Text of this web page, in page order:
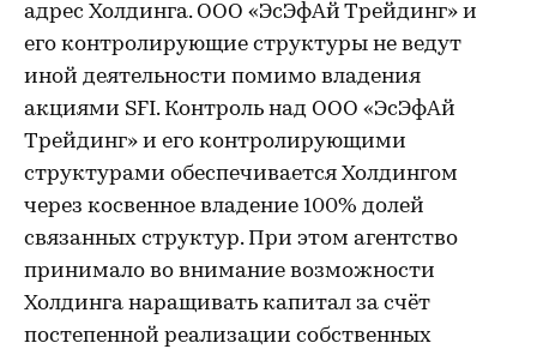
адрес Холдинга. ООО «ЭсЭфАй Трейдинг» и
его контролирующие структуры не ведут
иной деятельности помимо владения
акциями SFI. Контроль над ООО «ЭсЭфАй
Трейдинг» и его контролирующими
структурами обеспечивается Холдингом
через косвенное владение 100% долей
связанных структур. При этом агентство
принимало во внимание возможности
Холдинга наращивать капитал за счёт
постепенной реализации собственных